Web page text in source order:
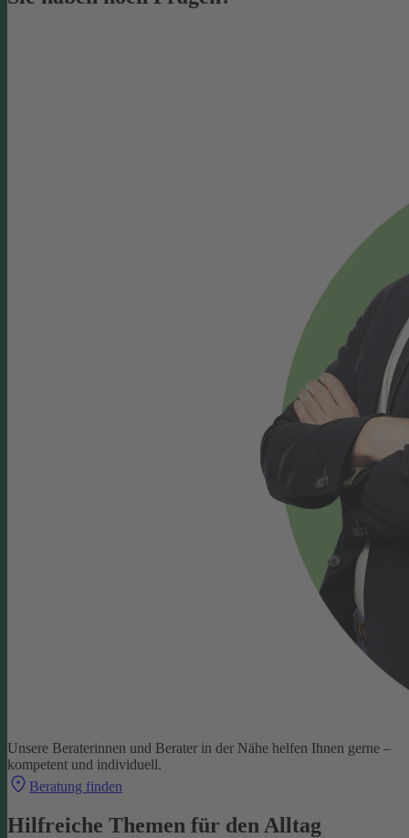
Unsere Beraterinnen und Berater in der Nähe helfen Ihnen gerne –
kompetent und individuell.
Beratung finden
Hilfreiche Themen für den Alltag